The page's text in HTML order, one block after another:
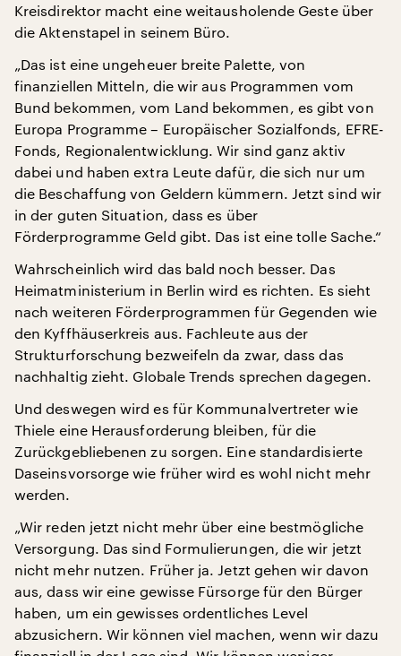
Kreisdirektor macht eine weitausholende Geste über
die Aktenstapel in seinem Büro.
„Das ist eine ungeheuer breite Palette, von
finanziellen Mitteln, die wir aus Programmen vom
Bund bekommen, vom Land bekommen, es gibt von
Europa Programme – Europäischer Sozialfonds, EFRE-
Fonds, Regionalentwicklung. Wir sind ganz aktiv
dabei und haben extra Leute dafür, die sich nur um
die Beschaffung von Geldern kümmern. Jetzt sind wir
in der guten Situation, dass es über
Förderprogramme Geld gibt. Das ist eine tolle Sache.“
Wahrscheinlich wird das bald noch besser. Das
Heimatministerium in Berlin wird es richten. Es sieht
nach weiteren Förderprogrammen für Gegenden wie
den Kyffhäuserkreis aus. Fachleute aus der
Strukturforschung bezweifeln da zwar, dass das
nachhaltig zieht. Globale Trends sprechen dagegen.
Und deswegen wird es für Kommunalvertreter wie
Thiele eine Herausforderung bleiben, für die
Zurückgebliebenen zu sorgen. Eine standardisierte
Daseinsvorsorge wie früher wird es wohl nicht mehr
werden.
„Wir reden jetzt nicht mehr über eine bestmögliche
Versorgung. Das sind Formulierungen, die wir jetzt
nicht mehr nutzen. Früher ja. Jetzt gehen wir davon
aus, dass wir eine gewisse Fürsorge für den Bürger
haben, um ein gewisses ordentliches Level
abzusichern. Wir können viel machen, wenn wir dazu